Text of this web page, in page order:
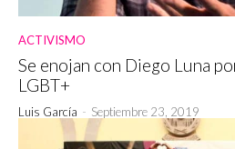
ACTIVISMO
Se enojan con Diego Luna
LGBT+
Luis García - Septiembre 23, 2019